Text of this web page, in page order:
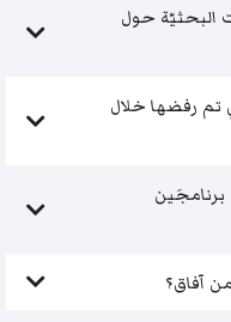
البحثيّة حول
تم رفضها خلال
آفاق؟